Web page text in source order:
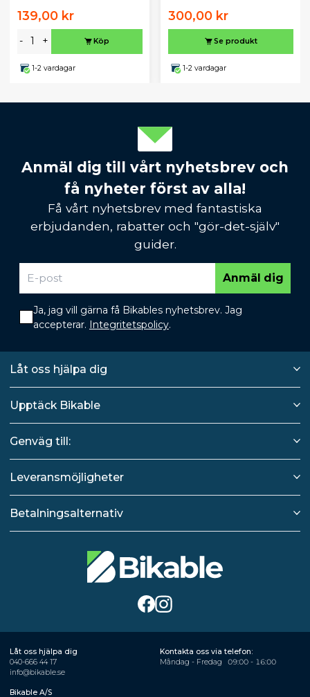
139,00 kr
- + Köp
1-2 vardagar
300,00 kr
Se produkt
1-2 vardagar
Anmäl dig till vårt nyhetsbrev och
få nyheter först av alla!
Få vårt nyhetsbrev med fantastiska
erbjudanden, rabatter och "gör-det-själv"
guider.
Anmäl dig
Ja, jag vill gärna få Bikables nyhetsbrev. Jag
accepterar. Integritetspolicy.
Låt oss hjälpa dig
Upptäck Bikable
Genväg till:
Leveransmöjligheter
Betalningsalternativ
Låt oss hjälpa dig
040-666 44 17
info@bikable.se
Kontakta oss via telefon:
Måndag - Fredag
09:00 - 16:00
Bikable A/S